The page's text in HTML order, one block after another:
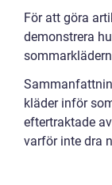
För att göra
demonstrera
kläder inför
eftertraktade
varför inte dra